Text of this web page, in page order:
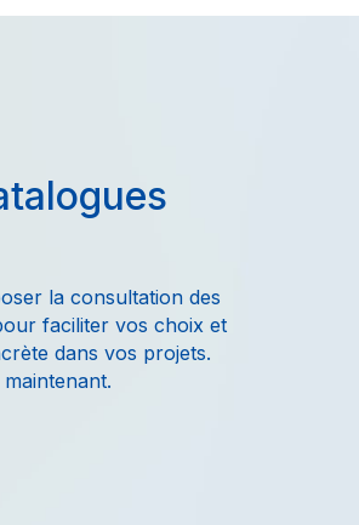
la consultation des
faciliter vos choix et
dans vos projets.